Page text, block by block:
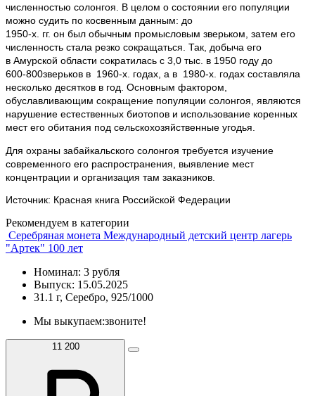
численностью солонгоя. В целом о состоянии его популяции
можно судить по косвенным данным: до
1950-х. гг. он был обычным промысловым зверьком, затем его
численность стала резко сокращаться. Так, добыча его
в Амурской области сократилась с 3,0 тыс. в 1950 году до
600-800зверьков в 1960-х. годах, а в 1980-х. годах составляла
несколько десятков в год. Основным фактором,
обуславливающим сокращение популяции солонгоя, являются
нарушение естественных биотопов и использование коренных
мест его обитания под сельскохозяйственные угодья.
Для охраны забайкальского солонгоя требуется изучение
современного его распространения, выявление мест
концентрации и организация там заказников.
Источник: Красная книга Российской Федерации
Рекомендуем в категории
Серебряная монета Международный детский центр лагерь
"Артек" 100 лет
Номинал: 3 рубля
Выпуск: 15.05.2025
31.1 г, Серебро, 925/1000
Мы выкупаем:звоните!
11 200